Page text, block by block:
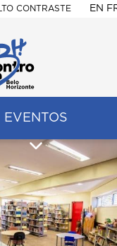
CONTRASTE EN
EVENTOS